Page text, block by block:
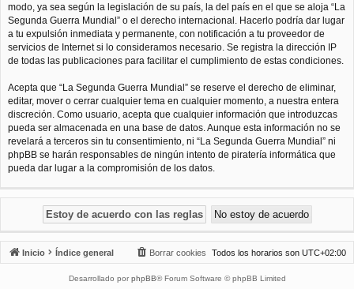
modo, ya sea según la legislación de su país, la del país en el que se aloja “La
Segunda Guerra Mundial” o el derecho internacional. Hacerlo podría dar lugar
a tu expulsión inmediata y permanente, con notificación a tu proveedor de
servicios de Internet si lo consideramos necesario. Se registra la dirección IP
de todas las publicaciones para facilitar el cumplimiento de estas condiciones.
Acepta que “La Segunda Guerra Mundial” se reserve el derecho de eliminar,
editar, mover o cerrar cualquier tema en cualquier momento, a nuestra entera
discreción. Como usuario, acepta que cualquier información que introduzcas
pueda ser almacenada en una base de datos. Aunque esta información no se
revelará a terceros sin tu consentimiento, ni “La Segunda Guerra Mundial” ni
phpBB se harán responsables de ningún intento de piratería informática que
pueda dar lugar a la compromisión de los datos.
Inicio Índice general Todos los horarios son UTC+02:00
Borrar cookies
Desarrollado por phpBB® Forum Software © phpBB Limited